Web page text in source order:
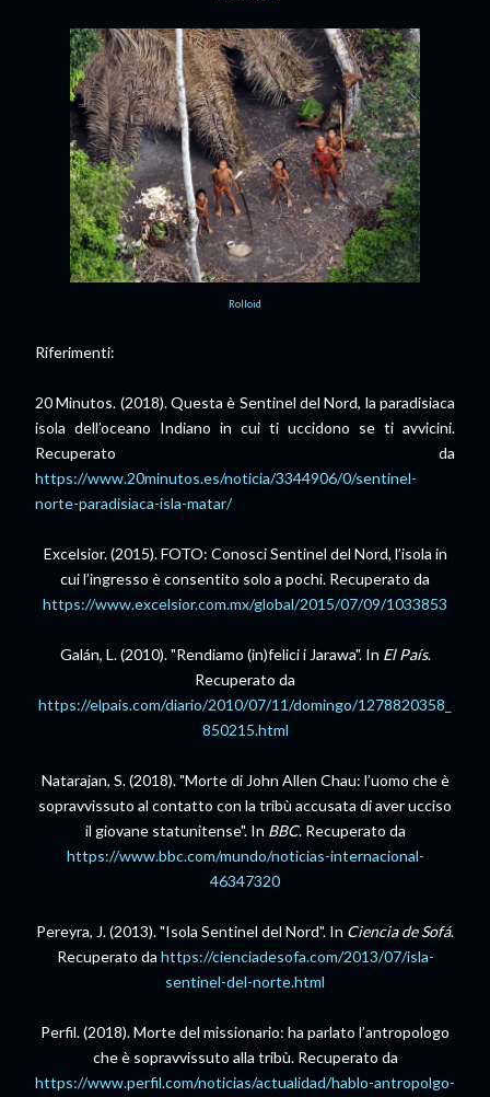
Rolloid
Riferimenti:
20 Minutos. (2018). Questa è Sentinel del Nord, la paradisiaca
isola dell’oceano Indiano in cui ti uccidono se ti avvicini.
Recuperato da
https://www.20minutos.es/noticia/3344906/0/sentinel-
norte-paradisiaca-isla-matar/
Excelsior. (2015).FOTO: Conosci Sentinel del Nord, l’isola in
cui l’ingresso è consentito solo a pochi. Recuperato da
https://www.excelsior.com.mx/global/2015/07/09/1033853
Galán, L. (2010). "Rendiamo (in)felici i Jarawa". In El País.
Recuperato da
https://elpais.com/diario/2010/07/11/domingo/1278820358_
850215.html
Natarajan, S. (2018). "Morte di John Allen Chau: l’uomo che è
sopravvissuto al contatto con la tribù accusata di aver ucciso
il giovane statunitense". In BBC. Recuperato da
https://www.bbc.com/mundo/noticias-internacional-
46347320
Pereyra, J. (2013). "Isola Sentinel del Nord". In Ciencia de Sofá.
Recuperato da https://cienciadesofa.com/2013/07/isla-
sentinel-del-norte.html
Perfil. (2018). Morte del missionario: ha parlato l’antropologo
che è sopravvissuto alla tribù. Recuperato da
https://www.perfil.com/noticias/actualidad/hablo-antropolgo-